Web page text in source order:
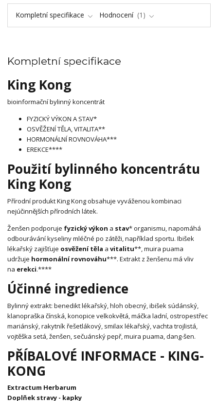
Kompletní specifikace Hodnocení 1
Kompletní specifikace
King Kong
bioinformační bylinný koncentrát
FYZICKÝ VÝKON A STAV*
OSVĚŽENÍ TĚLA, VITALITA**
HORMONÁLNÍ ROVNOVÁHA***
EREKCE****
Použití bylinného koncentrátu
King Kong
Přírodní produkt King Kong obsahuje vyváženou kombinaci
nejúčinnějších přírodních látek.
Ženšen podporuje fyzický výkon a stav* organismu, napomáhá
odbourávání kyseliny mléčné po zátěži, například sportu. Ibišek
lékařský zajišťuje osvěžení těla a vitalitu**, muira puama
udržuje hormonální rovnováhu***. Extrakt z ženšenu má vliv
na erekci.****
Účinné ingredience
Bylinný extrakt: benedikt lékařský, hloh obecný, ibišek súdánský,
klanopraška čínská, konopice velkokvětá, máčka ladní, ostropestřec
mariánský, rakytník řešetlákový, smilax lékařský, vachta trojlistá,
vojtěška setá, ženšen, sečuánský pepř, muira puama, dang-šen.
PŘÍBALOVÉ INFORMACE - KING-
KONG
Extractum Herbarum
Doplňek stravy - kapky